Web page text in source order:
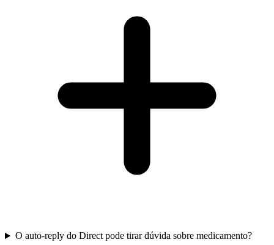
O auto-reply do Direct pode tirar dúvida sobre medicamento?